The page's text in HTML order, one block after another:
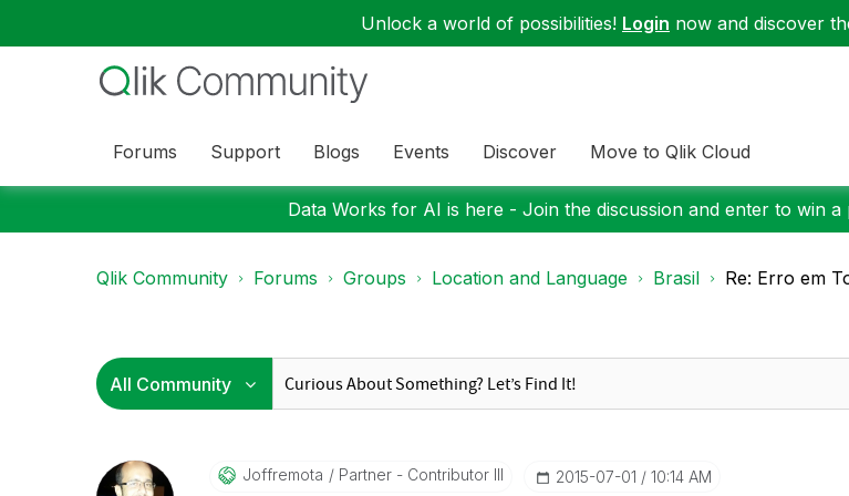
Unlock a world of possibilities! Login now and discover
Forums Support Blogs Events Discover Move to Qlik Cloud
Data Works for AI is here - Join the discussion and enter to win a
Qlik Community Forums Groups Location and Language Brasil Re: Erro em
Joffremota Partner - Contributor III ‎2015-07-01 10:14 AM